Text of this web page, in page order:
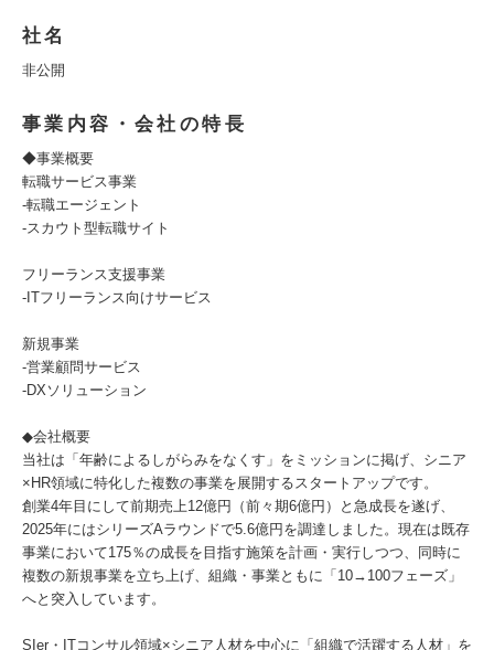
社名
非公開
事業内容・会社の特長
◆事業概要
転職サービス事業
-転職エージェント
-スカウト型転職サイト
フリーランス支援事業
-ITフリーランス向けサービス
新規事業
-営業顧問サービス
-DXソリューション
◆会社概要
当社は「年齢によるしがらみをなくす」をミッションに掲げ、シニア
×HR領域に特化した複数の事業を展開するスタートアップです。
創業4年目にして前期売上12億円（前々期6億円）と急成長を遂げ、
2025年にはシリーズAラウンドで5.6億円を調達しました。現在は既存
事業において175％の成長を目指す施策を計画・実行しつつ、同時に
複数の新規事業を立ち上げ、組織・事業ともに「10→100フェーズ」
へと突入しています。
SIer・ITコンサル領域×シニア人材を中心に「組織で活躍する人材」を